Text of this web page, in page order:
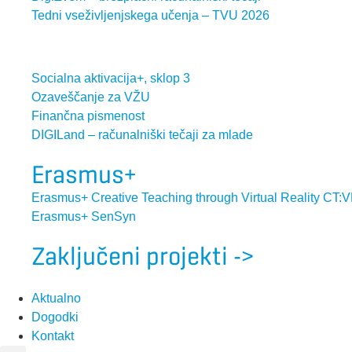
Tedni vseživljenjskega učenja – TVU 2026
Socialna aktivacija+, sklop 3
Ozaveščanje za VŽU
Finančna pismenost
DIGILand – računalniški tečaji za mlade
Erasmus+
Erasmus+ Creative Teaching through Virtual Reality
Erasmus+ SenSyn
Zaključeni projekti ->
Aktualno
Dogodki
Kontakt